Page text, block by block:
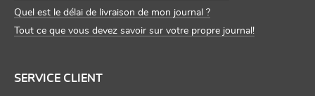
Quel est le délai de livraison de mon journal ?
Tout ce que vous devez savoir sur votre propre journal!
SERVICE CLIENT